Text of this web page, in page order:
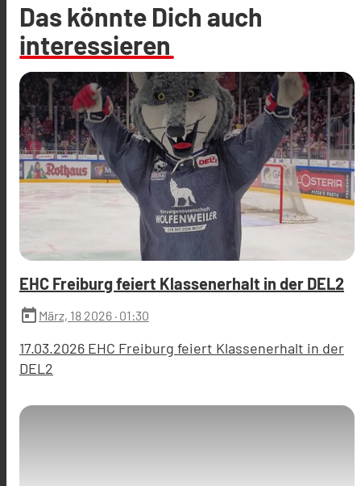
Das könnte Dich auch
interessieren
EHC Freiburg feiert Klassenerhalt in der DEL2
today März, 18 2026 · 01:30
17.03.2026 EHC Freiburg feiert Klassenerhalt in der
DEL2